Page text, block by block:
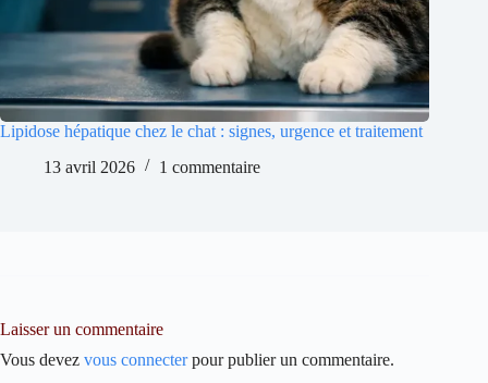
Lipidose hépatique chez le chat : signes, urgence et traitement
13 avril 2026
1 commentaire
Laisser un commentaire
Vous devez vous connecterpour publier un commentaire.